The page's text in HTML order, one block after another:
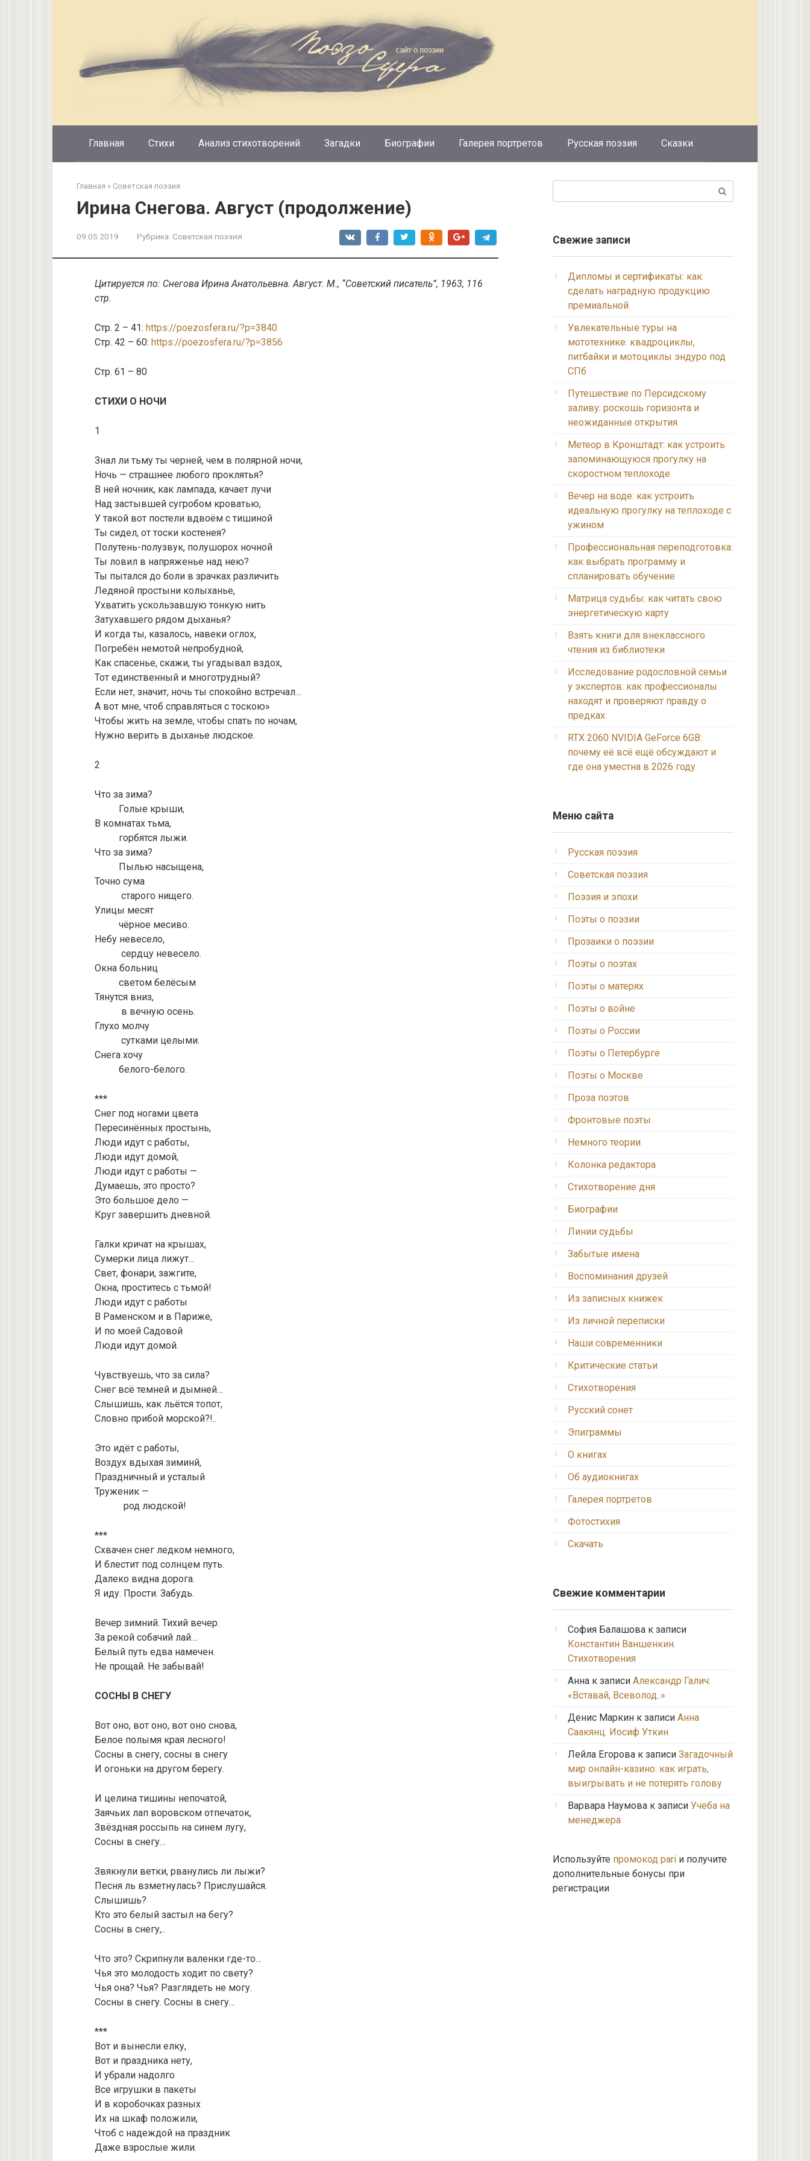
Главная Стихи Анализ стихотворений Загадки Биографии Галерея портретов Русская поэзия Сказки
Главная » Советская поэзия
Ирина Снегова. Август (продолжение)
09.05.2019 Рубрика: Советская поэзия
Цитируется по: Снегова Ирина Анатольевна. Август. М., “Советский писатель”, 1963, 116
стр.
Стр. 2 – 41: https://poezosfera.ru/?p=3840
Стр. 42 – 60: https://poezosfera.ru/?p=3856
Стр. 61 – 80
СТИХИ О НОЧИ
1
Знал ли тьму ты черней, чем в полярной ночи,
Ночь — страшнее любого проклятья?
В ней ночник, как лампада, качает лучи
Над застывшей сугробом кроватью,
У такой вот постели вдвоём с тишиной
Ты сидел, от тоски костенея?
Полутень-полузвук, полушорох ночной
Ты ловил в напряженье над нею?
Ты пытался до боли в зрачках различить
Ледяной простыни колыханье,
Ухватить ускользавшую тонкую нить
Затухавшего рядом дыханья?
И когда ты, казалось, навеки оглох,
Погребён немотой непробудной,
Как спасенье, скажи, ты угадывал вздох,
Тот единственный и многотрудный?
Если нет, значит, ночь ты спокойно встречал…
А вот мне, чтоб справляться с тоскою»
Чтобы жить на земле, чтобы спать по ночам,
Нужно верить в дыханье людское.
2
Что за зима?
Голые крыши,
В комнатах тьма,
горбятся лыжи.
Что за зима?
Пылью насыщена,
Точно сума
старого нищего.
Улицы месят
чёрное месиво.
Небу невесело,
сердцу невесело.
Окна больниц
светом белёсым
Тянутся вниз,
в вечную осень.
Глухо молчу
сутками целыми.
Снега хочу
белого-белого.
***
Снег под ногами цвета
Пересинённых простынь,
Люди идут с работы,
Люди идут домой,
Люди идут с работы —
Думаешь, это просто?
Это большое дело —
Круг завершить дневной.
Галки кричат на крышах,
Сумерки лица лижут…
Свет, фонари, зажгите,
Окна, проститесь с тьмой!
Люди идут с работы
В Раменском и в Париже,
И по моей Садовой
Люди идут домой.
Чувствуешь, что за сила?
Снег всё темней и дымней…
Слышишь, как льётся топот,
Словно прибой морской?!..
Это идёт с работы,
Воздух вдыхая зиминй,
Праздничный и усталый
Труженик —
род людской!
***
Схвачен снег ледком немного,
И блестит под солнцем путь.
Далеко видна дорога.
Я иду. Прости. Забудь.
Вечер зимний. Тихий вечер.
За рекой собачий лай…
Белый путь едва намечен.
Не прощай. Не забывай!
СОСНЫ В СНЕГУ
Вот оно, вот оно, вот оно снова,
Белое полымя края лесного!
Сосны в снегу, сосны в снегу
И огоньки на другом берегу.
И целина тишины непочатой,
Заячьих лап воровском отпечаток,
Звёздная россыпь на синем лугу,
Сосны в снегу…
Звякнули ветки, рванулись ли лыжи?
Песня ль взметнулась? Прислушайся.
Слышишь?
Кто это белый застыл на бегу?
Сосны в снегу,..
Что это? Скрипнули валенки где-то…
Чья это молодость ходит по свету?
Чья она? Чья? Разглядеть не могу.
Сосны в снегу. Сосны в снегу…
***
Вот и вынесли елку,
Вот и праздника нету,
И убрали надолго
Все игрушки в пакеты
И в коробочках разных
Их на шкаф положили,
Чтоб с надеждой на праздник
Даже взрослые жили.
Свежие записи
Дипломы и сертификаты: как
сделать наградную продукцию
премиальной
Увлекательные туры на
мототехнике: квадроциклы,
питбайки и мотоциклы эндуро под
СПб
Путешествие по Персидскому
заливу: роскошь горизонта и
неожиданные открытия
Метеор в Кронштадт: как устроить
запоминающуюся прогулку на
скоростном теплоходе
Вечер на воде: как устроить
идеальную прогулку на теплоходе с
ужином
Профессиональная переподготовка:
как выбрать программу и
спланировать обучение
Матрица судьбы: как читать свою
энергетическую карту
Взять книги для внеклассного
чтения из библиотеки
Исследование родословной семьи
у экспертов: как профессионалы
находят и проверяют правду о
предках
RTX 2060 NVIDIA GeForce 6GB:
почему её всё ещё обсуждают и
где она уместна в 2026 году
Меню сайта
Русская поэзия
Советская поэзия
Поэзия и эпохи
Поэты о поэзии
Прозаики о поэзии
Поэты о поэтах
Поэты о матерях
Поэты о войне
Поэты о России
Поэты о Петербурге
Поэты о Москве
Проза поэтов
Фронтовые поэты
Немного теории
Колонка редактора
Стихотворение дня
Биографии
Линии судьбы
Забытые имена
Воспоминания друзей
Из записных книжек
Из личной переписки
Наши современники
Критические статьи
Стихотворения
Русский сонет
Эпиграммы
О книгах
Об аудиокнигах
Галерея портретов
Фотостихия
Скачать
Свежие комментарии
София Балашова к записи
Константин Ваншенкин.
Стихотворения
Анна к записи Александр Галич:
«Вставай, Всеволод..»
Денис Маркин к записи Анна
Саакянц. Иосиф Уткин
Лейла Егорова к записи Загадочный
мир онлайн-казино: как играть,
выигрывать и не потерять голову
Варвара Наумова к записи Учеба на
менеджера
Используйте промокод pari и получите
дополнительные бонусы при
регистрации